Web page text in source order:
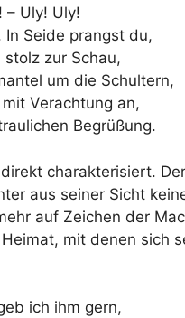
– Uly! Uly!
In Seide prangst du,
zur Schau,
um die Schultern,
Verachtung an,
Begrüßung.
charakterisiert.
aus seiner Sicht
auf Zeichen der
mit denen sich
ich ihm gern,